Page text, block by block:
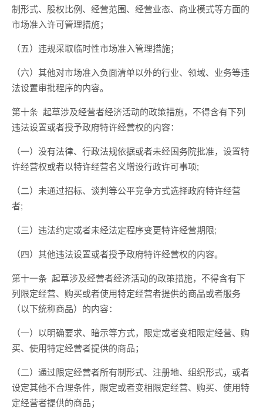
制形式、 股权比例、经营范围、经营业态、商业模式等方面的
市场准入许可管理措施；
（五）违规采取临时性市场准入管理措施；
（六）其他对市场准入负面清单以外的行业、领域、业务等违
法设置审批程序的内容。
第十条 起草涉及经营者经济活动的政策措施，不得含有下列
违法设置或者授予政府特许经营权的内容：
（一） 没有法律、行政法规依据或者未经国务院批准，设置特
许经营权或者以特许经营名义增设行政许可事项;
（二） 未通过招标、谈判等公平竞争方式选择政府特许经营
者;
（三） 违法约定或者未经法定程序变更特许经营期限;
（四）其他违法设置或者授予政府特许经营权的内容。
第十一条 起草涉及经营者经济活动的政策措施，不得含有下
列限定经营、购买或者使用特定经营者提供的商品或者服务
（以下统称商品）的内容：
（一）以明确要求、暗示等方式，限定或者变相限定经营、购
买、使用特定经营者提供的商品；
（二）通过限定经营者所有制形式、 注册地、组织形式，或者
设定其他不合理条件，限定或者变相限定经营、购买、使用特
定经营者提供的商品；